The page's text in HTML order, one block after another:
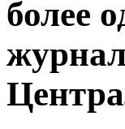
более